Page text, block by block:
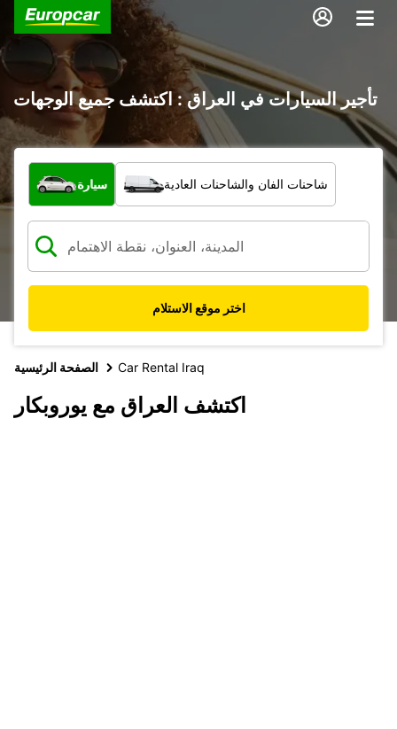
تأجير السيارات في العراق : اكتشف جميع الوجهات
ما نوع المركبة؟
سيارة شاحنات الفان والشاحنات العادية
اختر موقع الاستلام
الصفحة الرئيسية Car Rental Iraq
اكتشف العراق مع يوروبكار